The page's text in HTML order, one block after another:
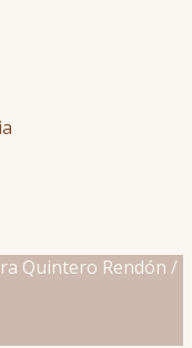
Quintero Rendón /